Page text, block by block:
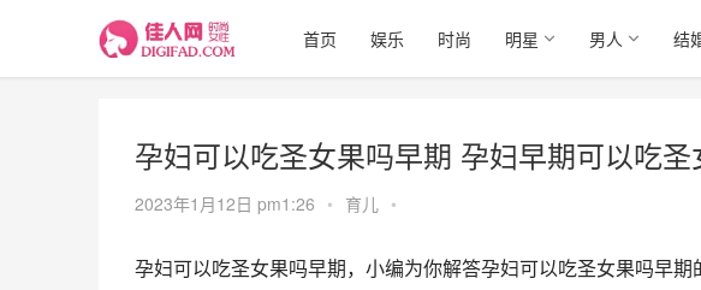
首页 娱乐 时尚 明星 男人 结
孕妇可以吃圣女果吗早期 孕妇早期可以吃圣
2023年1月12日 pm1:26 • 育儿 •
孕妇可以吃圣女果吗早期，小编为你解答孕妇可以吃圣女果吗早